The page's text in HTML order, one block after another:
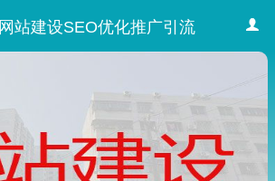
站建设SEO优化推广引流